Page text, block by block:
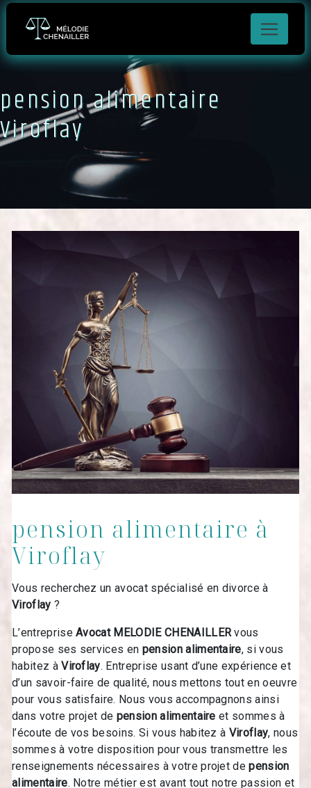
pension alimentaire
Viroflay
pension alimentaire à
Viroflay
Vous recherchez un avocat spécialisé en divorce à
Viroflay ?
L’entrepriseAvocat MELODIE CHENAILLERvous
propose ses services en pension alimentaire, si vous
habitez àViroflay. Entreprise usant d’une expérience et
d’un savoir-faire de qualité, nous mettons tout en oeuvre
pour vous satisfaire. Nous vous accompagnons ainsi
dans votre projet de pension alimentaire et sommes à
l’écoute de vos besoins. Si vous habitez à Viroflay, nous
sommes à votre disposition pour vous transmettre les
renseignements nécessaires à votre projet depension
alimentaire. Notre métier est avant tout notre passion et
Panneau de gestion des cookies